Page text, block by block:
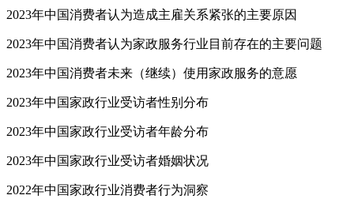
2023年中国消费者认为造成主雇关系紧张的主要原因
2023年中国消费者认为家政服务行业目前存在的主要问题
2023年中国消费者未来（继续）使用家政服务的意愿
2023年中国家政行业受访者性别分布
2023年中国家政行业受访者年龄分布
2023年中国家政行业受访者婚姻状况
2022年中国家政行业消费者行为洞察